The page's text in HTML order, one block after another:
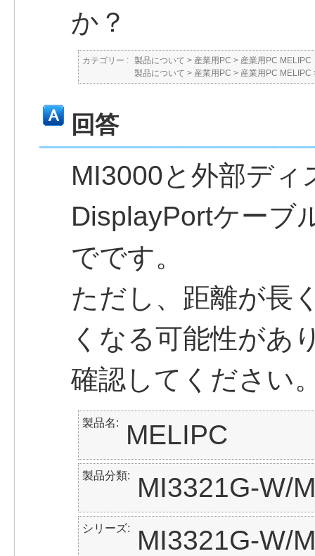
か？
カテゴリー : 製品について > 産業用PC > 産業用PC MELIPC
製品について > 産業用PC > 産業用PC MELIPC
回答
MI3000と外部デ
DisplayPortケーブ
でです。
ただし、距離が長
くなる可能性があ
確認してください
製品名 MELIPC
製品分類 MI3321G-W/
シリーズ MI3321G-W/